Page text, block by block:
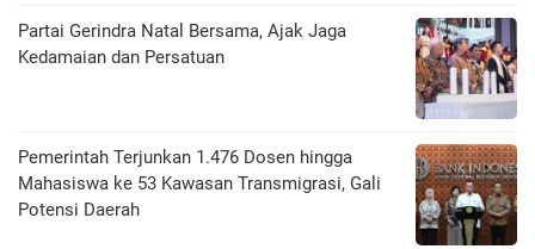
Partai Gerindra Natal Bersama, Ajak Jaga
Kedamaian dan Persatuan
Pemerintah Terjunkan 1.476 Dosen hingga
Mahasiswa ke 53 Kawasan Transmigrasi, Gali
Potensi Daerah